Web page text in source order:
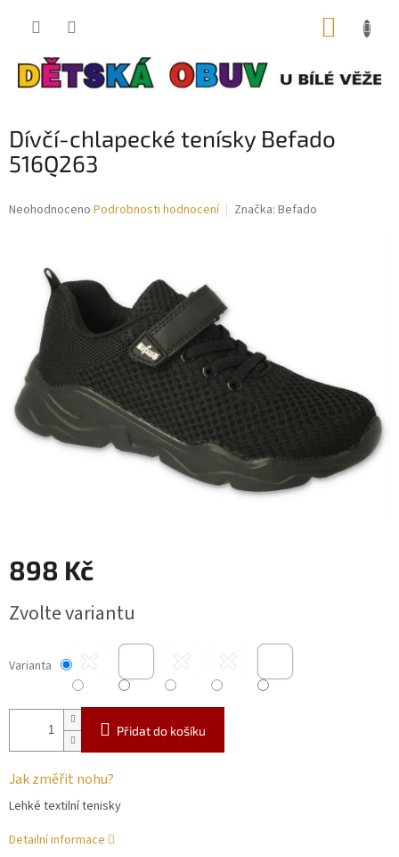
Dívčí-chlapecké tenísky Befado
516Q263
Průměrné
hvězdiček.
Neohodnoceno Podrobnosti hodnocení Značka: Befado
898 Kč
cena:
Zvolte variantu
Varianta
Přidat do košíku
Jak změřit nohu?
Lehké textilní tenisky
Detailní informace